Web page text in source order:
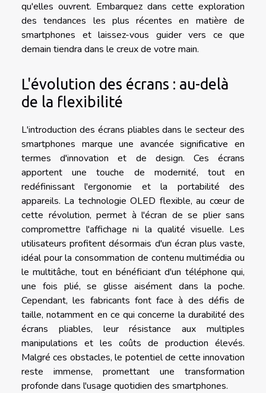
qu'elles ouvrent. Embarquez dans cette exploration
des tendances les plus récentes en matière de
smartphones et laissez-vous guider vers ce que
demain tiendra dans le creux de votre main.
L'évolution des écrans : au-delà
de la flexibilité
L'introduction des écrans pliables dans le secteur des
smartphones marque une avancée significative en
termes d'innovation et de design. Ces écrans
apportent une touche de modernité, tout en
redéfinissant l'ergonomie et la portabilité des
appareils. La technologie OLED flexible, au cœur de
cette révolution, permet à l'écran de se plier sans
compromettre l'affichage ni la qualité visuelle. Les
utilisateurs profitent désormais d'un écran plus vaste,
idéal pour la consommation de contenu multimédia ou
le multitâche, tout en bénéficiant d'un téléphone qui,
une fois plié, se glisse aisément dans la poche.
Cependant, les fabricants font face à des défis de
taille, notamment en ce qui concerne la durabilité des
écrans pliables, leur résistance aux multiples
manipulations et les coûts de production élevés.
Malgré ces obstacles, le potentiel de cette innovation
reste immense, promettant une transformation
profonde dans l'usage quotidien des smartphones.